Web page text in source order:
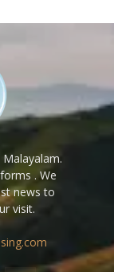
. We
news to
visit.